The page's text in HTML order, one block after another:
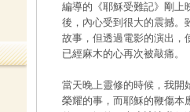
編導的《耶穌受難記》剛上
後，內心受到很大的震撼。
故事，但透過電影的演出，
已經麻木的心再次被敲痛。
當天晚上靈修的時候，我開
榮耀的事，而耶穌的鞭傷本